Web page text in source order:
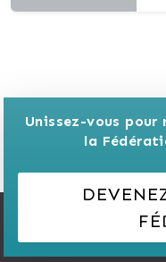
Unissez-vous pour
la